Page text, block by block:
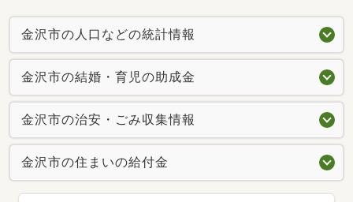
金沢市の人口などの統計情報
金沢市の結婚・育児の助成金
金沢市の治安・ごみ収集情報
金沢市の住まいの給付金